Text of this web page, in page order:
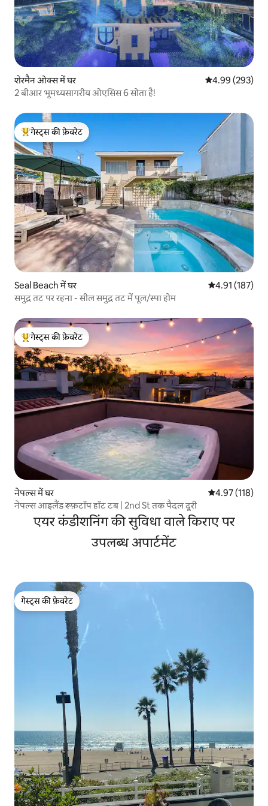
शेरमैन ओक्स में घर औसत रेटिंग 5 में से
4.99 (293)
2 बीआर भूमध्यसागरीय ओएसिस 6 सोता है!
गेस्ट्स का टॉप फ़ेवरेट
गेस्ट्स की फ़ेवरेट
Seal Beach में घर औसत रेटिंग 5 में से
4.91 (187)
समुद्र तट पर रहना - सील समुद्र तट में पूल/स्पा होम
गेस्ट्स का टॉप फ़ेवरेट
गेस्ट्स की फ़ेवरेट
नेपल्स में घर औसत रेटिंग 5 में से
4.97 (118)
नेपल्स आइलैंड रूफ़टॉप हॉट टब | 2nd St तक पैदल दूरी
एयर कंडीशनिंग की सुविधा वाले किराए पर
उपलब्ध अपार्टमेंट
गेस्ट्स की फ़ेवरेट
गेस्ट्स की फ़ेवरेट